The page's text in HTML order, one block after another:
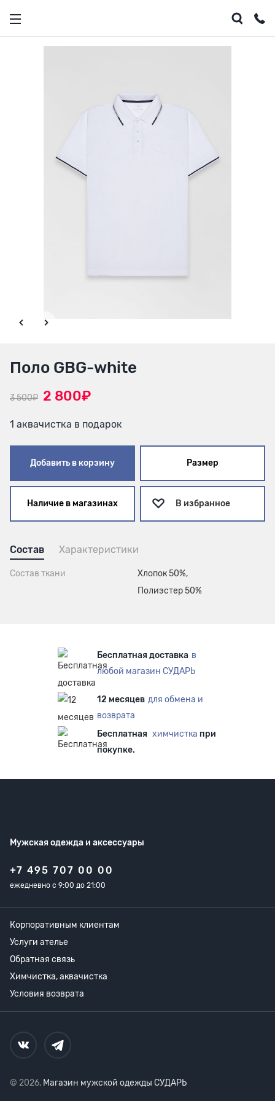
Поло GBG-white
3 500₽ 2 800₽
1 аквачистка в подарок
Добавить в корзину Размер
Наличие в магазинах В избранное
Состав Характеристики
Состав ткани
Хлопок 50%,
Полиэстер 50%
Бесплатная доставка в
любой магазин СУДАРЬ
12 месяцев для обмена и
возврата
Бесплатная химчистка при
покупке.
Мужская одежда и аксессуары
+7 495 707 00 00
ежедневно с 9:00 до 21:00
Корпоративным клиентам
Услуги ателье
Обратная связь
Химчистка, аквачистка
Условия возврата
© 2026, Магазин мужской одежды СУДАРЬ